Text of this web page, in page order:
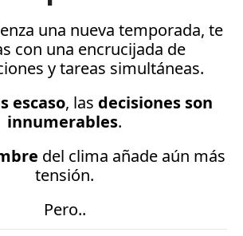
una nueva temporada, te
con una encrucijada de
y tareas simultáneas.
escaso, las
innumerables.
del clima añade aún más
tensión.
Pero..